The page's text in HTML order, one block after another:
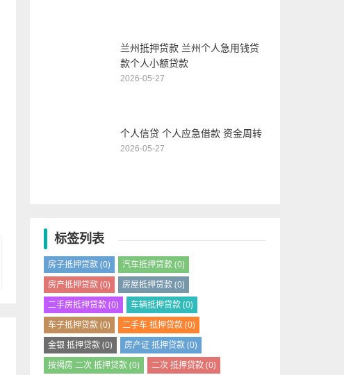
兰州抵押贷款 兰州个人急用钱贷
款个人小额贷款
2026-05-27
个人信贷 个人应急借款 资金周转
2026-05-27
标签列表
房子抵押贷款(0) 汽车抵押贷款(0)
房产抵押贷款(0) 房屋抵押贷款(0)
二手房抵押贷款(0) 车辆抵押贷款(0)
车子抵押贷款(0) 二手车 抵押贷款(0)
金银 抵押贷款(0) 房产证 抵押贷款(0)
按揭房 二次 抵押贷款(0) 二次 抵押贷款(0)